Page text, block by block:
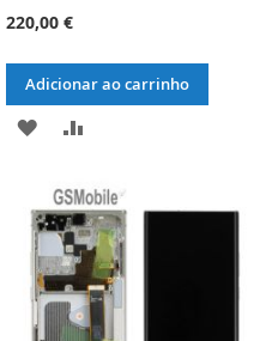
220,00 €
Adicionar ao carrinho
ADICIONAR
LISTA
DE
DESEJOS
COMPARAÇÃO